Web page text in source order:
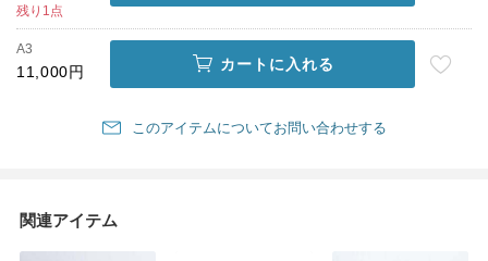
残り1点
A3
11,000円 カートに入れる
このアイテムについてお問い合わせする
関連アイテム